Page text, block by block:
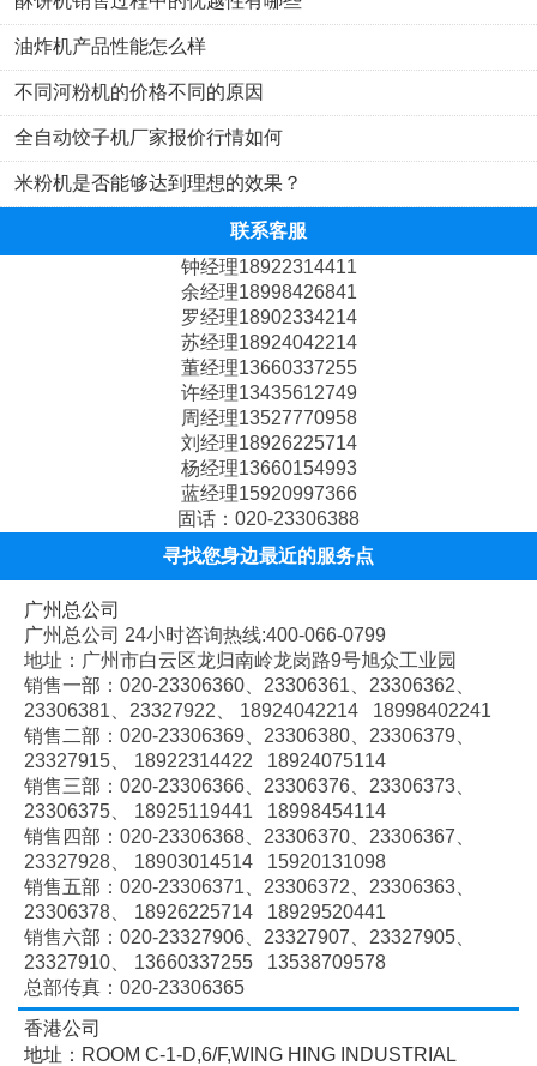
向神州，走向世界。
旭众人愿诚交天下朋友，与各路英豪携手共进、共谋发展大略。
油炸机产品性能怎么样
不同河粉机的价格不同的原因
全自动饺子机厂家报价行情如何
米粉机是否能够达到理想的效果？
联系客服
钟经理18922314411
余经理18998426841
罗经理18902334214
苏经理18924042214
董经理13660337255
许经理13435612749
周经理13527770958
刘经理18926225714
杨经理13660154993
蓝经理15920997366
固话：020-23306388
寻找您身边最近的服务点
广州总公司
广州总公司 24小时咨询热线:400-066-0799
地址：广州市白云区龙归南岭龙岗路9号旭众工业园
销售一部：020-23306360、 23306361、 23306362、
23306381、 23327922、
18924042214 18998402241
销售二部：020-23306369、 23306380、 23306379、
23327915、
18922314422 18924075114
销售三部：020-23306366、 23306376、 23306373、
23306375、
18925119441 18998454114
销售四部：020-23306368、 23306370、 23306367、
23327928、
18903014514 15920131098
销售五部：020-23306371、 23306372、 23306363、
23306378、
18926225714 18929520441
销售六部：020-23327906、 23327907、 23327905、
23327910、
13660337255 13538709578
总部传真：020-23306365
香港公司
地址：ROOM C-1-D,6/F,WING HING INDUSTRIAL